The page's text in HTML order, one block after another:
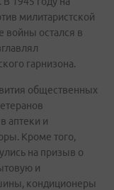
милитаристской
войны остался в
гарнизона.
общественных
аптеки и
Кроме того,
на призыв о
и
кондиционеры